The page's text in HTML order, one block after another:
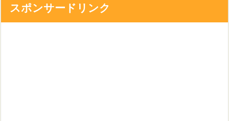
スポンサードリンク